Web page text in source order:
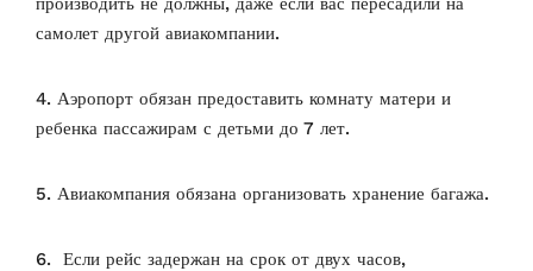
самолет другой авиакомпании.
4. Аэропорт обязан предоставить комнату матери и
ребенка пассажирам с детьми до 7 лет.
5. Авиакомпания обязана организовать хранение багажа.
6. Если рейс задержан на срок от двух часов,